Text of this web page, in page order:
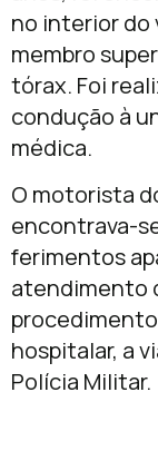
no interior do
membro
tórax. Foi
condução à
médica.
O motorista
encontrava-
ferimentos
atendimento
hospitalar, a
Polícia Militar.